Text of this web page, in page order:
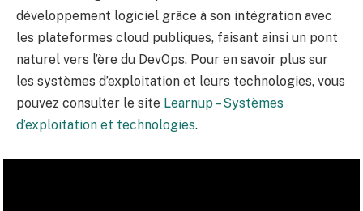
développement logiciel grâce à son intégration avec
les plateformes cloud publiques, faisant ainsi un pont
naturel vers l’ère du DevOps. Pour en savoir plus sur
les systèmes d’exploitation et leurs technologies, vous
pouvez consulter le site Learnup – Systèmes
d’exploitation et technologies.